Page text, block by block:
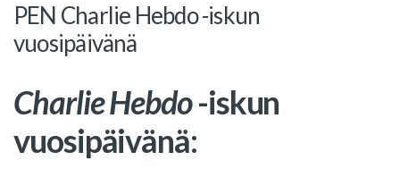
PEN Charlie Hebdo -iskun
vuosipäivänä
Charlie Hebdo-iskun
vuosipäivänä: